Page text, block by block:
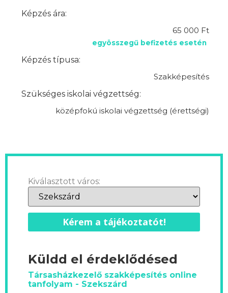
Képzés ára:
65 000 Ft
egyösszegű befizetés esetén
Képzés típusa:
Szakképesítés
Szükséges iskolai végzettség:
középfokú iskolai végzettség (érettségi)
Kiválasztott város:
Kérem a tájékoztatót!
Küldd el érdeklődésed
Társasházkezelő szakképesítés online
tanfolyam - Szekszárd